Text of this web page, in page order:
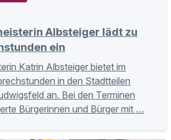
Albsteiger lädt zu
ein
Katrin Albsteiger bietet im
in den Stadtteilen
an. Bei den Terminen
Bürgerinnen und Bürger mit …